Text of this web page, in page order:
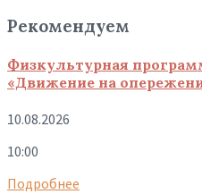
Рекомендуем
Физкультурная
«Движение на
10.08.2026
10:00
Подробнее